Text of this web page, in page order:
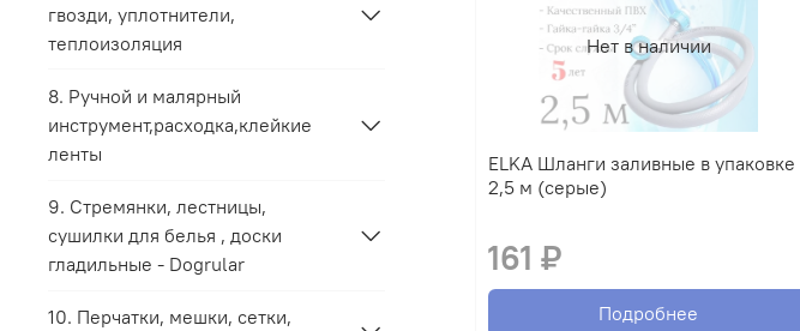
Нет в наличии
ELKA Шланги заливные в упаковке
2,5 м (серые)
161 ₽
Подробнее
гвозди, уплотнители,
теплоизоляция
8. Ручной и малярный
инструмент,расходка,клейкие
ленты
9. Стремянки, лестницы,
сушилки для белья , доски
гладильные - Dogrular
10. Перчатки, мешки, сетки,